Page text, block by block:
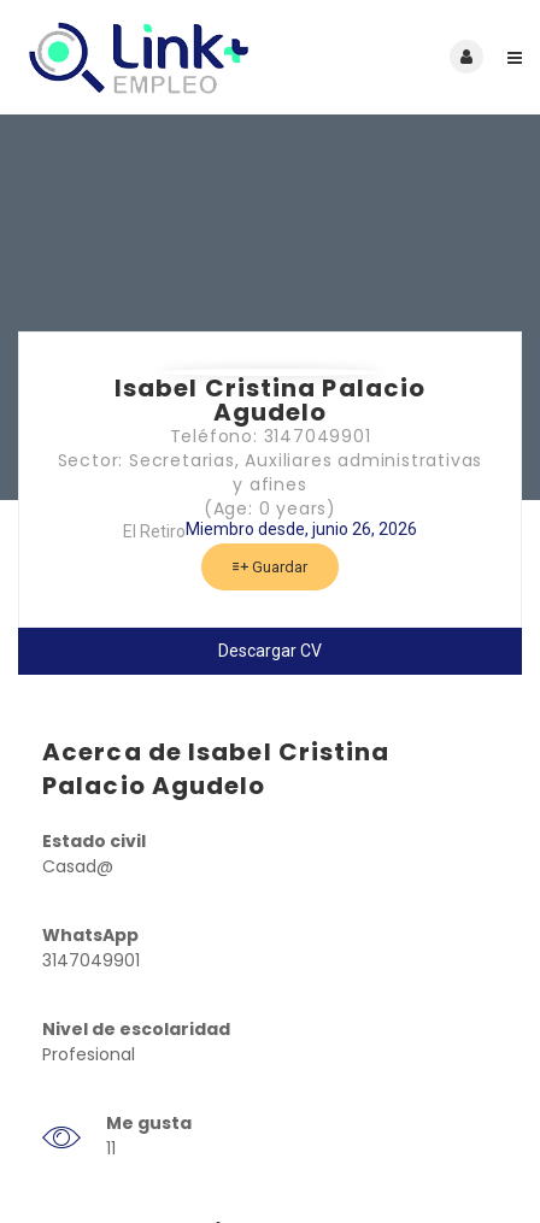
Isabel Cristina Palacio
Agudelo
Teléfono: 3147049901
Sector: Secretarias, Auxiliares administrativas
y afines
(Age: 0 years)
El RetiroMiembro desde, junio 26, 2026
Guardar
Descargar CV
Acerca de Isabel Cristina
Palacio Agudelo
Estado civil
Casad@
WhatsApp
3147049901
Nivel de escolaridad
Profesional
Me gusta
11